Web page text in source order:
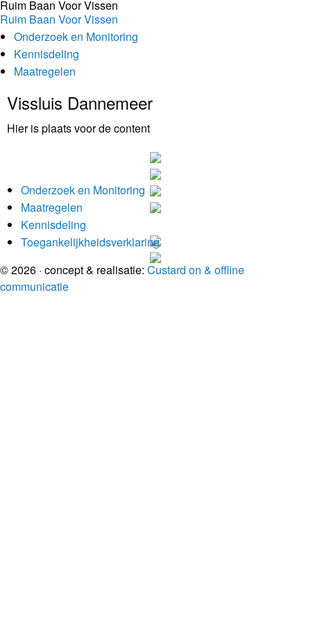
Ruim Baan Voor Vissen
Ruim Baan Voor Vissen
Onderzoek en Monitoring
Kennisdeling
Maatregelen
Vissluis Dannemeer
Hier is plaats voor de content
Onderzoek en Monitoring
Maatregelen
Kennisdeling
Toegankelijkheidsverklaring
© 2026 · concept & realisatie: Custard on & offline
communicatie